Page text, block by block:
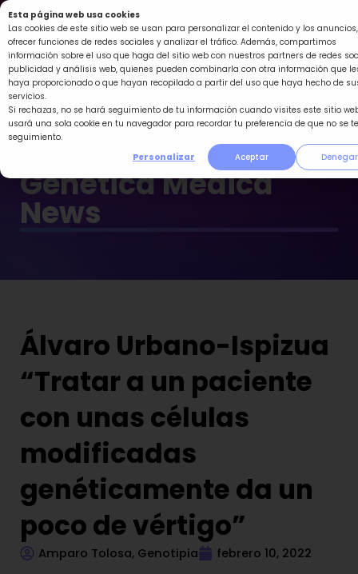
Esta página web usa cookies
Las cookies de este sitio web se usan para personalizar el contenido y los anuncios,
ofrecer funciones de redes sociales y analizar el tráfico. Además, compartimos
información sobre el uso que haga del sitio web con nuestros partners de redes
publicidad y análisis web, quienes pueden combinarla con otra información que
haya proporcionado o que hayan recopilado a partir del uso que haya hecho de
servicios.
Si rechazas, no se hará seguimiento de tu información cuando visites este sitio
usará una sola cookie en tu navegador para recordar tu preferencia de que no se
seguimiento.
Personalizar
Aceptar Denegar
Ir
al
contenido
Genética Médica
News
Álvaro Urbano-Ispizua
“Tratar a un paciente
con unas células
modificadas
genéticamente da un
poco de vértigo”
Amparo Tolosa, Genotipia febrero 10, 2022